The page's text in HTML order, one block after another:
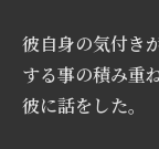
彼自身の気付き
する事の積み重
彼に話をした。